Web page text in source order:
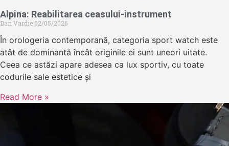
Alpina: Reabilitarea ceasului-instrument
Dan Vardie 02/05/2026
În orologeria contemporană, categoria sport watch este
atât de dominantă încât originile ei sunt uneori uitate.
Ceea ce astăzi apare adesea ca lux sportiv, cu toate
codurile sale estetice și
Read More »